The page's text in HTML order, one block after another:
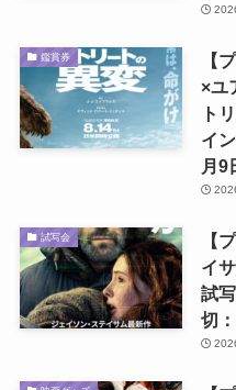
鑑賞券
【
×ユ
ト
イ
月9
試写会
【
イ
試
切